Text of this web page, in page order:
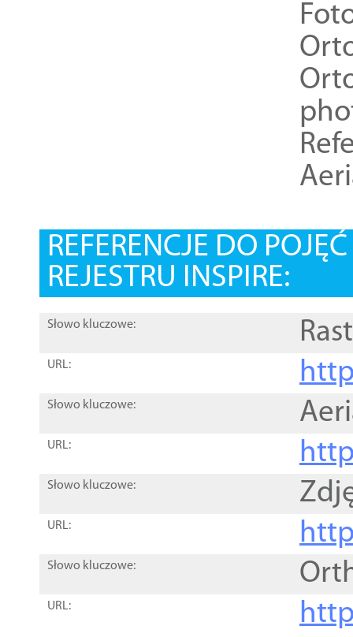
REFERENCJE DO
REJESTRU INSPIRE:
Słowo kluczowe:
URL:
Słowo kluczowe:
URL:
Słowo kluczowe:
URL:
Słowo kluczowe:
URL: